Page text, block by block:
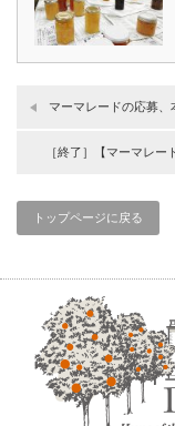
マーマレードの応募、
［終了］【マーマレ
トップページに戻る